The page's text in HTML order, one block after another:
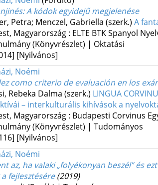
A kódok egyidejű megjelenése
Petra; Menczel, Gabriella (szerk.) A
Magyarország : ELTE BTK Spanyol
(Könyvrészlet) | Oktatási
[Nyilvános]
Noémi
como criterio de evaluación en los
Rebeka Dalma (szerk.) LINGUA
– interkulturális kihívások a
Magyarország : Budapesti Corvinus
(Könyvrészlet) | Tudományos
[Nyilvános]
Noémi
az, ha valaki „folyékonyan beszél” és
fejlesztésére (2019)